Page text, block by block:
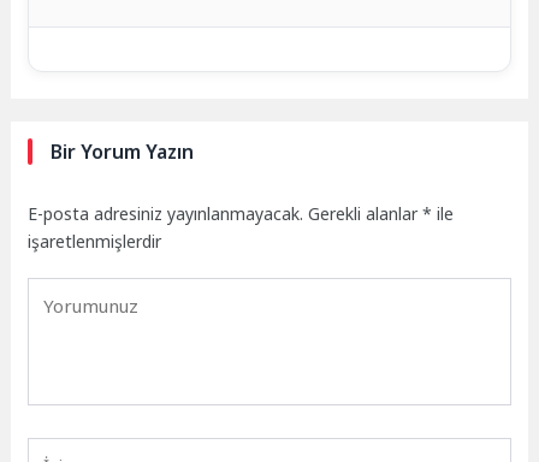
Bir Yorum Yazın
E-posta adresiniz yayınlanmayacak. Gerekli alanlar* ile
işaretlenmişlerdir